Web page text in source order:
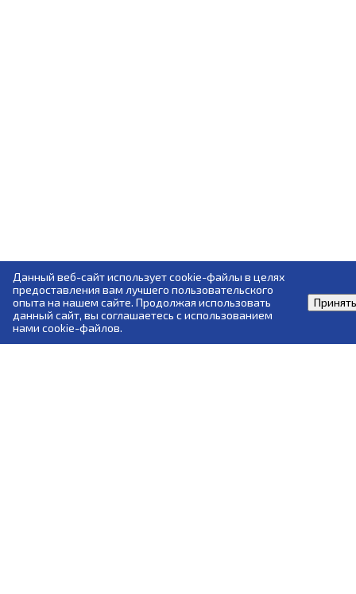
ЧОУ ДПО "Учебный центр "ПРОГРЕСС" реализует программы
профессионального обучения и дополнительного
Данный веб-сайт использует cookie-файлы в целях
предоставления вам лучшего пользовательского
опыта на нашем сайте. Продолжая использовать
данный сайт, вы соглашаетесь с использованием
нами cookie-файлов.
Принять